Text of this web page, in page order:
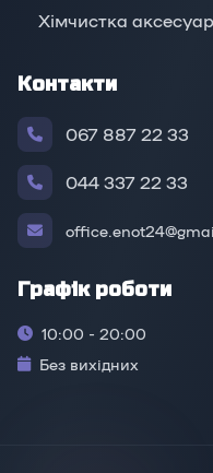
Хімчистка
Контакти
067 887 22 33
044 337 22 33
Графік роботи
10:00 - 20:00
Без вихідних